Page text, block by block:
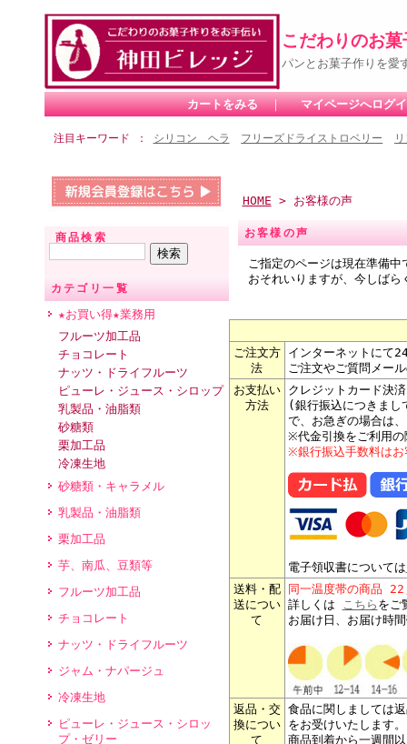
こだわりのお
パンとお菓子作りを愛
カートをみる ｜ マイページへログ
注目キーワード シリコン ヘラ フリーズドライストロベリー
商品検索
カテゴリ一覧
★お買い得★業務用
フルーツ加工品
チョコレート
ナッツ・ドライフルーツ
ピューレ・ジュース・シロップ
乳製品・油脂類
砂糖類
栗加工品
冷凍生地
砂糖類・キャラメル
乳製品・油脂類
栗加工品
芋、南瓜、豆類等
フルーツ加工品
チョコレート
ナッツ・ドライフルーツ
ジャム・ナパージュ
冷凍生地
ピューレ・ジュース・シロッ
プ・ゼリー
HOME > お客様の声
お客様の声
ご指定のページは現在準備中
おそれいりますが、今しばら
ご注文方
法
インターネットにて
ご注文やご質問メー
お支払い
方法
クレジットカード決
(銀行振込につきまし
で、お急ぎの場合は
※代金引換をご利用の
※銀行振込手数料はお
電子領収書については
送料・配
送につい
て
同一温度帯の商品
詳しくは こちら をご
お届け日、お届け時
返品・交
換につい
て
食品に関しましては
をお受けいたします。
商品到着から一週間